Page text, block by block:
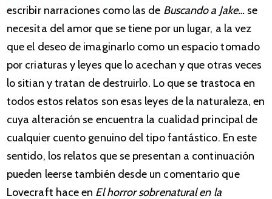
escribir narraciones como las de Buscando a Jake…se
necesita del amor que se tiene por un lugar, a la vez
que el deseo de imaginarlo como un espacio tomado
por criaturas y leyes que lo acechan y que otras veces
lo sitian y tratan de destruirlo. Lo que se trastoca en
todos estos relatos son esas leyes de la naturaleza, en
cuya alteración se encuentra la cualidad principal de
cualquier cuento genuino del tipo fantástico. En este
sentido, los relatos que se presentan a continuación
pueden leerse también desde un comentario que
Lovecraft hace en El horror sobrenatural en la